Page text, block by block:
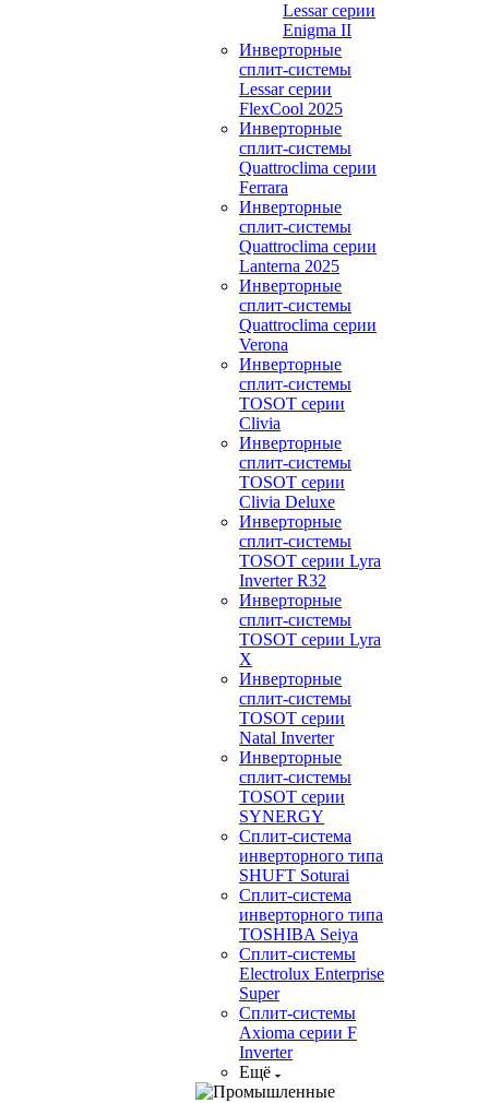
Lessar серии
Enigma II
Инверторные
сплит-системы
Lessar серии
FlexCool 2025
Инверторные
сплит-системы
Quattroclima серии
Ferrara
Инверторные
сплит-системы
Quattroclima серии
Lanterna 2025
Инверторные
сплит-системы
Quattroclima серии
Verona
Инверторные
сплит-системы
TOSOT серии
Clivia
Инверторные
сплит-системы
TOSOT серии
Clivia Deluxe
Инверторные
сплит-системы
TOSOT серии Lyra
Inverter R32
Инверторные
сплит-системы
TOSOT серии Lyra
X
Инверторные
сплит-системы
TOSOT серии
Natal Inverter
Инверторные
сплит-системы
TOSOT серии
SYNERGY
Сплит-система
инверторного типа
SHUFT Soturai
Сплит-система
инверторного типа
TOSHIBA Seiya
Сплит-системы
Electrolux Enterprise
Super
Сплит-системы
Axioma серии F
Inverter
Ещё